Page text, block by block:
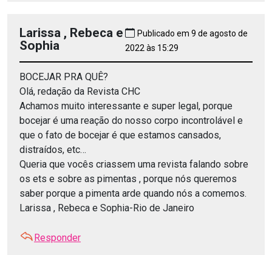
Larissa , Rebeca e
Sophia
Publicado em 9 de agosto de
2022 às 15:29
BOCEJAR PRA QUÊ?
Olá, redação da Revista CHC
Achamos muito interessante e super legal, porque
bocejar é uma reação do nosso corpo incontrolável e
que o fato de bocejar é que estamos cansados,
distraídos, etc…
Queria que vocês criassem uma revista falando sobre
os ets e sobre as pimentas , porque nós queremos
saber porque a pimenta arde quando nós a comemos.
Larissa , Rebeca e Sophia-Rio de Janeiro
Responder